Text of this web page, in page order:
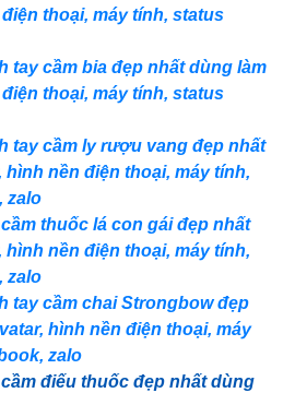
thoại, máy tính, status
tay cầm bia đẹp nhất dùng làm
thoại, máy tính, status
tay cầm ly rượu vang đẹp nhất
hình nền điện thoại, máy tính,
zalo
thuốc lá con gái đẹp nhất
hình nền điện thoại, máy tính,
zalo
tay cầm chai Strongbow đẹp
hình nền điện thoại, máy
zalo
điếu thuốc đẹp nhất dùng